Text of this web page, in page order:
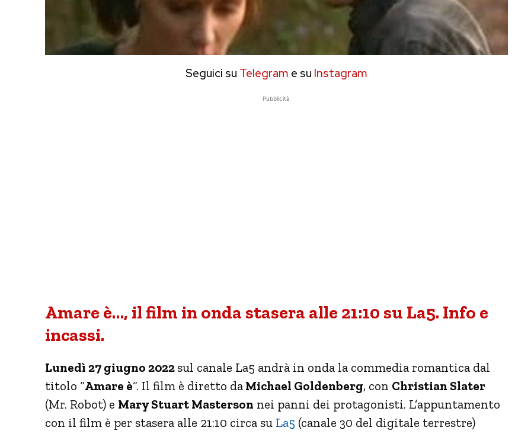
Seguici su Telegram e su Instagram
Pubblicità
Amare è…, il film in onda stasera alle 21:10 su La5. Info e
incassi.
Lunedì 27 giugno 2022 sul canale La5 andrà in onda la commedia romantica dal
titolo “Amare è“. Il film è diretto da Michael Goldenberg, con Christian Slater
(Mr. Robot) e Mary Stuart Masterson nei panni dei protagonisti. L’appuntamento
con il film è per stasera alle 21:10 circa su La5 (canale 30 del digitale terrestre)